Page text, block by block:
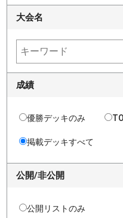
大会名
成績
優勝デッキのみ
掲載デッキすべて
公開/非公開
公開リストのみ